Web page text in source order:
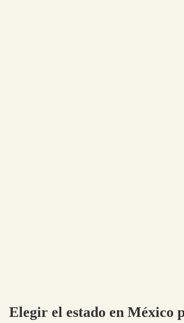
Elegir el estado en México